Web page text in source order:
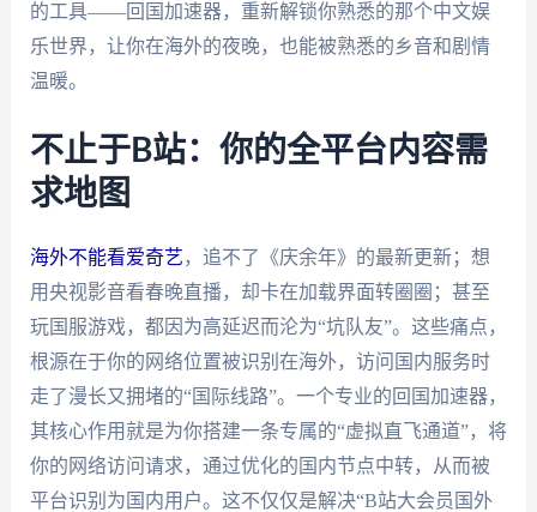
的工具——回国加速器，重新解锁你熟悉的那个中文娱
乐世界，让你在海外的夜晚，也能被熟悉的乡音和剧情
温暖。
不止于B站：你的全平台内容需
求地图
海外不能看爱奇艺 ，追不了《庆余年》的最新更新；想
用央视影音看春晚直播，却卡在加载界面转圈圈；甚至
玩国服游戏，都因为高延迟而沦为“坑队友”。这些痛点，
根源在于你的网络位置被识别在海外，访问国内服务时
走了漫长又拥堵的“国际线路”。一个专业的回国加速器，
其核心作用就是为你搭建一条专属的“虚拟直飞通道”，将
你的网络访问请求，通过优化的国内节点中转，从而被
平台识别为国内用户。这不仅仅是解决“B站大会员国外